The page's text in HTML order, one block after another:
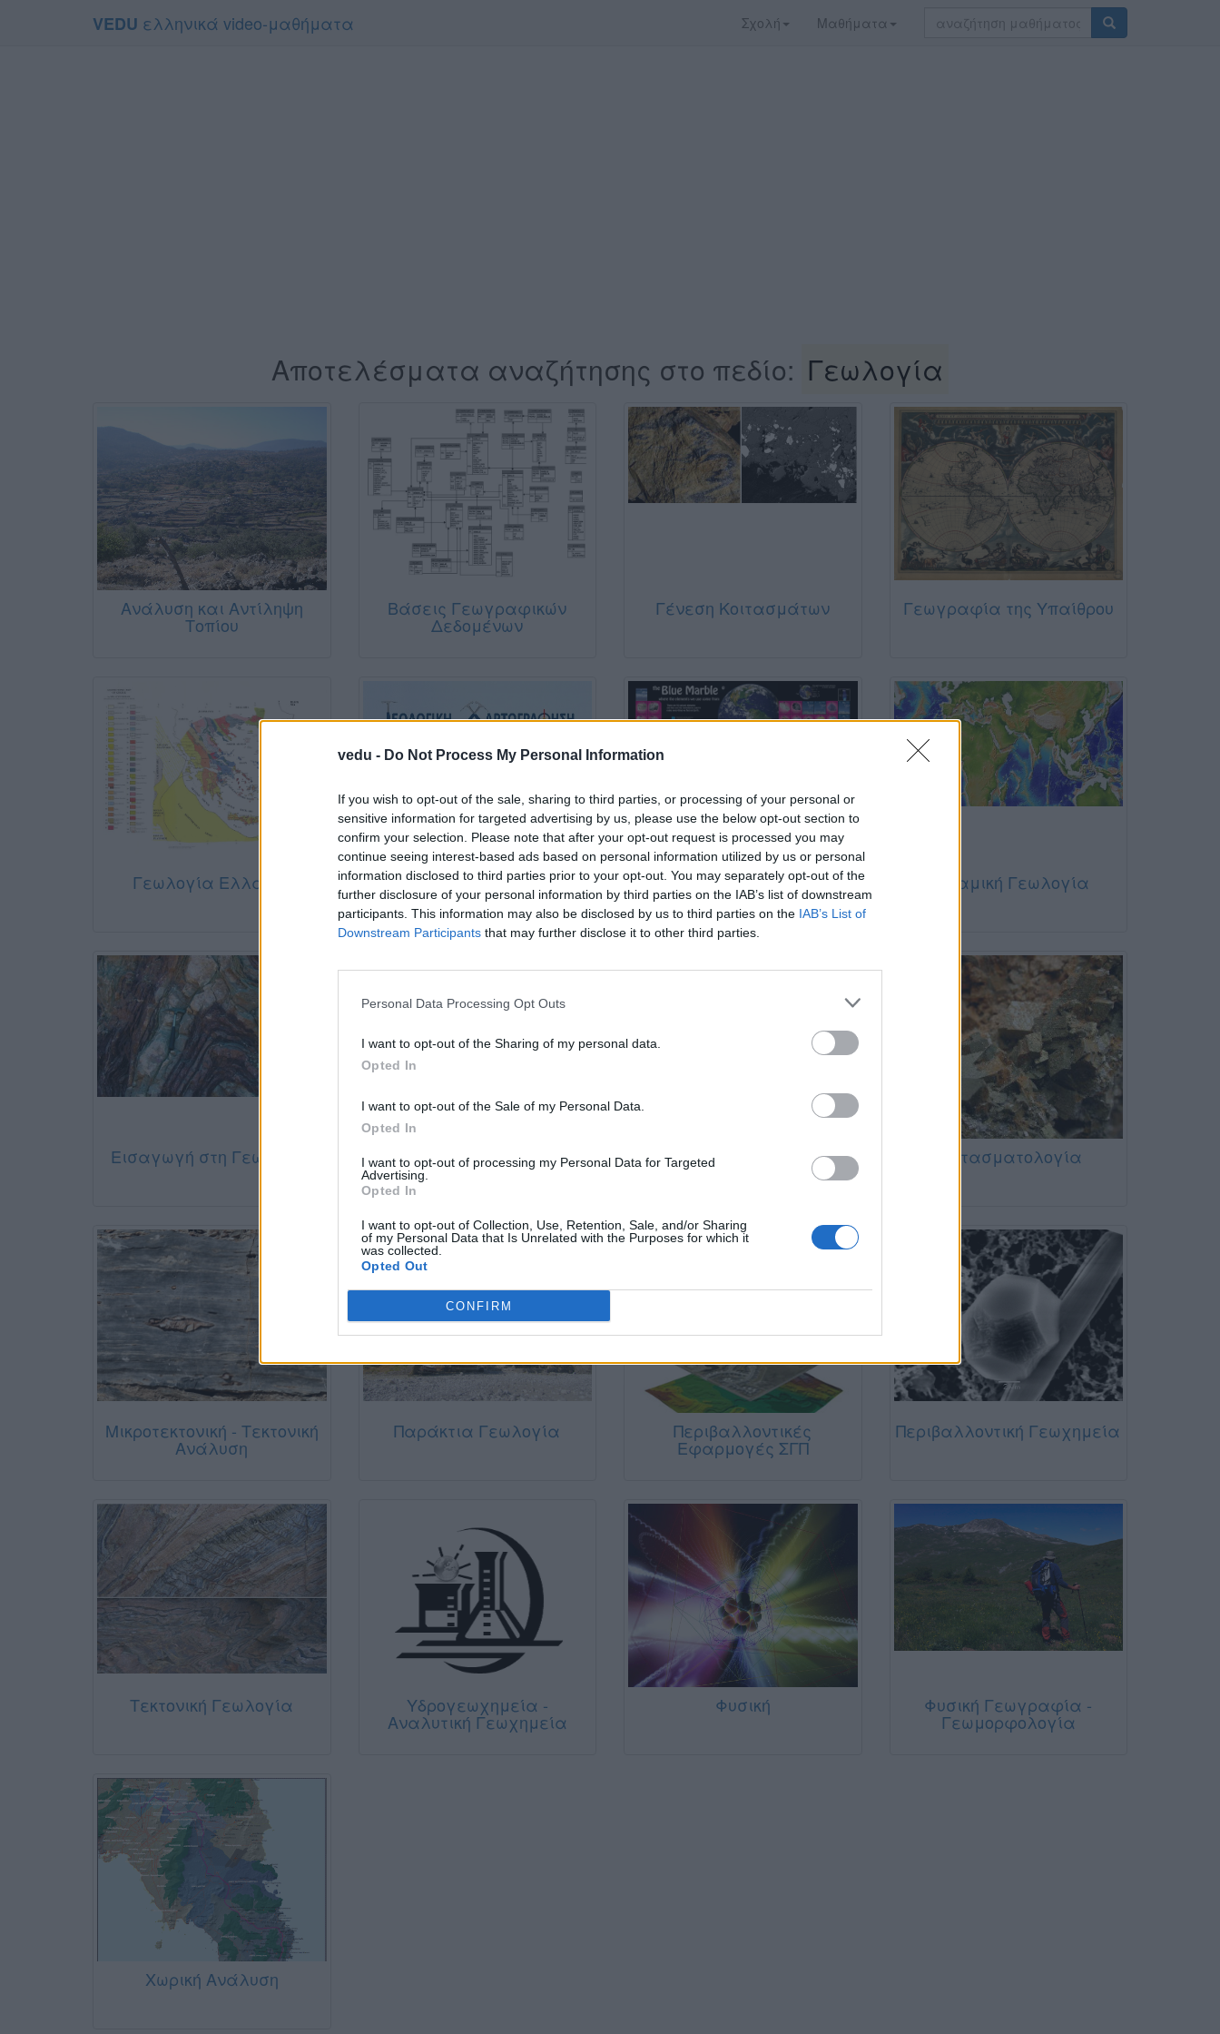
vedu - Do Not Process My Personal Information
If you wish to opt-out of the sale, sharing to third parties, or processing of your personal or
sensitive information for targeted advertising by us, please use the below opt-out section to
confirm your selection. Please note that after your opt-out request is processed you may
continue seeing interest-based ads based on personal information utilized by us or personal
information disclosed to third parties prior to your opt-out. You may separately opt-out of the
further disclosure of your personal information by third parties on the IAB’s list of downstream
participants. This information may also be disclosed by us to third parties on the IAB’s List of
Downstream Participants that may further disclose it to other third parties.
Personal Data Processing Opt Outs
I want to opt-out of the Sharing of my personal data.
Opted In
I want to opt-out of the Sale of my Personal Data.
Opted In
I want to opt-out of processing my Personal Data for Targeted
Advertising.
Opted In
I want to opt-out of Collection, Use, Retention, Sale, and/or Sharing
of my Personal Data that Is Unrelated with the Purposes for which it
was collected.
Opted Out
CONFIRM
VEDU ελληνικά video-μαθήματα Σχολή Μαθήματα
Αποτελέσματα αναζήτησης στο πεδίο: Γεωλογία
Ανάλυση και Αντίληψη
Τοπίου
Βάσεις Γεωγραφικών
Δεδομένων
Γένεση Κοιτασμάτων Γεωγραφία της Υπαίθρου
Γεωλογία Ελλάδος Γεωλογική Χαρτογράφηση Γεωχημεία Δυναμική Γεωλογία
Εισαγωγή στη Γεωλογία Εισαγωγή στην
Τοπογραφία και ΓΣΠ
Εφαρμοσμένη
Γεωμορφολογία - Αστική
Κοιτασματολογία
Μικροτεκτονική - Τεκτονική
Ανάλυση
Παράκτια Γεωλογία Περιβαλλοντικές
Εφαρμογές ΣΓΠ
Περιβαλλοντική Γεωχημεία
Τεκτονική Γεωλογία Υδρογεωχημεία -
Αναλυτική Γεωχημεία
Φυσική Φυσική Γεωγραφία -
Γεωμορφολογία
Χωρική Ανάλυση